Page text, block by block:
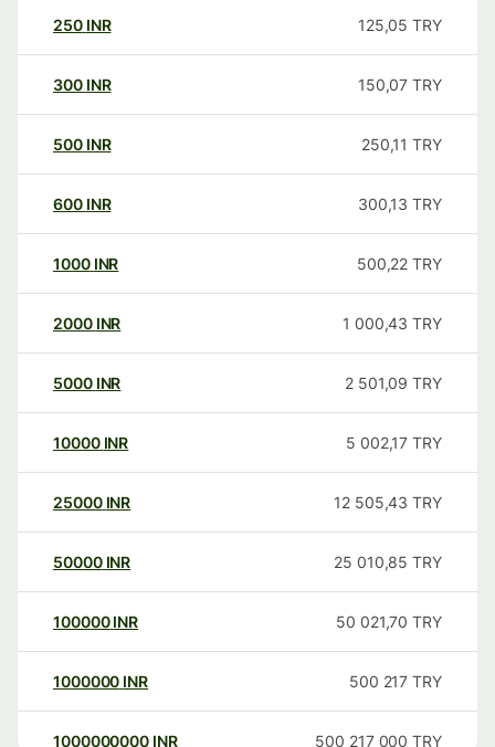
250 INR 125,05 TRY
300 INR 150,07 TRY
500 INR 250,11 TRY
600 INR 300,13 TRY
1000 INR 500,22 TRY
2000 INR 1 000,43 TRY
5000 INR 2 501,09 TRY
10000 INR 5 002,17 TRY
25000 INR 12 505,43 TRY
50000 INR 25 010,85 TRY
100000 INR 50 021,70 TRY
1000000 INR 500 217 TRY
1000000000 INR 500 217 000 TRY